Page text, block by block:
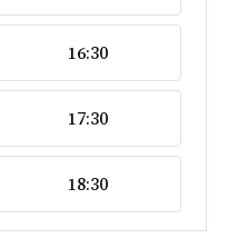
16:30
17:30
18:30